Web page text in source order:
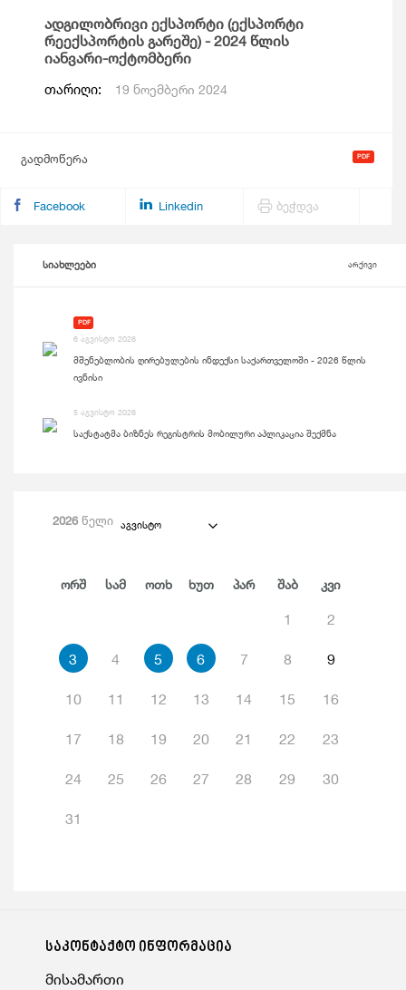
ადგილობრივი ექსპორტი (ექსპორტი
რეექსპორტის გარეშე) - 2024 წლის
იანვარი-ოქტომბერი
თარიღი: 19 ნოემბერი 2024
გადმოწერა
Facebook Linkedin ბეჭდვა
სიახლეები არქივი
PDF
6 აგვისტო 2026
მშენებლობის ღირებულების ინდექსი საქართველოში - 2026 წლის
ივნისი
5 აგვისტო 2026
საქსტატმა ბიზნეს რეგისტრის მობილური აპლიკაცია შექმნა
2026წელი აგვისტო
Ორშ Სამ Ოთხ Ხუთ Პარ Შაბ Კვი
1 2
3 4 5 6 7 8 9
10 11 12 13 14 15 16
17 18 19 20 21 22 23
24 25 26 27 28 29 30
31
საკონტაქტო ინფორმაცია
მისამართი